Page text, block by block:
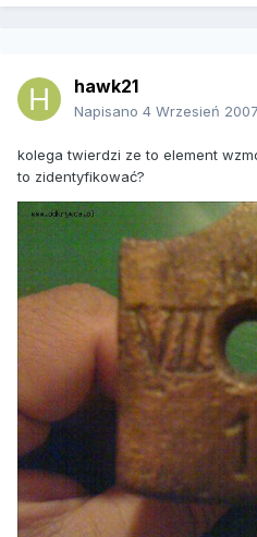
hawk21
Napisano 4 Wrzesień 2007
kolega twierdzi ze to element
to zidentyfikować?